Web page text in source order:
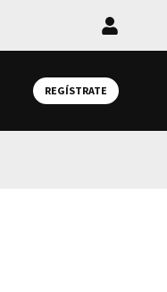
Iniciar
REGÍSTRATE